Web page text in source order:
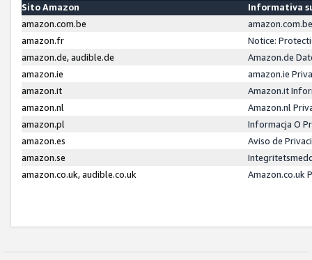
Sito Amazon
Informativa
amazon.com.be
amazon.fr
Notice:
amazon.de, audible.de
Amazon.de
amazon.ie
amazon.ie
amazon.it
Amazon.it
amazon.nl
Amazon.nl
amazon.pl
Informacja O
amazon.es
Aviso de
amazon.se
amazon.co.uk, audible.co.uk
Amazon.co.uk